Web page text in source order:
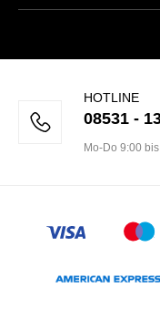
HOTLINE
08531 -
Mo-Do 9:00